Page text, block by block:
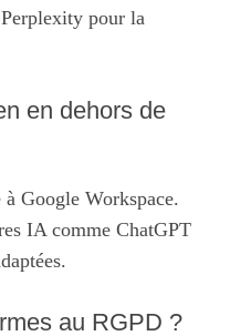
pour la
en dehors de
Google Workspace.
IA comme ChatGPT
au RGPD ?